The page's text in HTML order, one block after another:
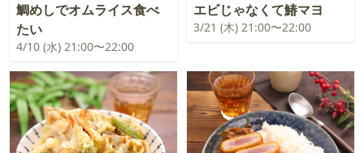
鯛めしでオムライス食べ
たい
4/10 (水) 21:00〜22:00
エビじゃなくて鰆マヨ
3/21 (木) 21:00〜22:00